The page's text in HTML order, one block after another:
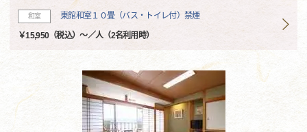
和室 東館和室１０畳（バス・トイレ付）禁煙
￥15,950（税込）～／人（2名利用時）